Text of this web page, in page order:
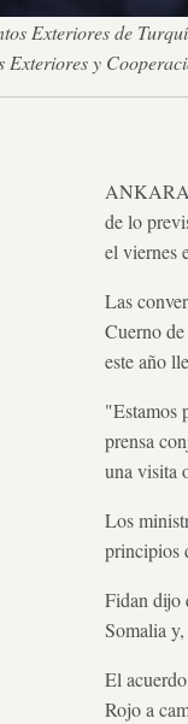
Exteriores de
Exteriores y
ANKARA
de lo
el viernes
Las
Cuerno
este año
"Estamos
prensa
una visita
Los
principios
Fidan dijo
Somalia
El
Rojo a